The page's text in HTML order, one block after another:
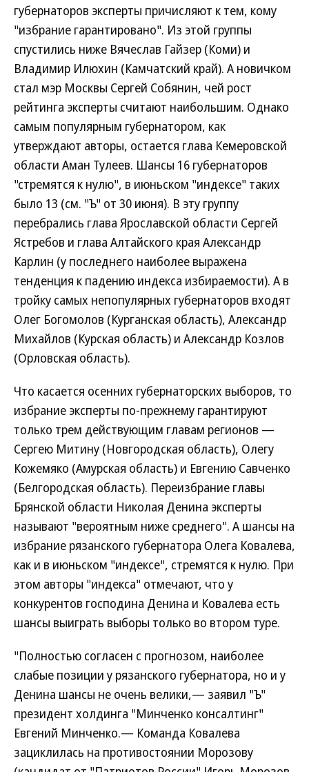
губернаторов эксперты причисляют к тем, кому
"избрание гарантировано". Из этой группы
спустились ниже Вячеслав Гайзер (Коми) и
Владимир Илюхин (Камчатский край). А новичком
стал мэр Москвы Сергей Собянин, чей рост
рейтинга эксперты считают наибольшим. Однако
самым популярным губернатором, как
утверждают авторы, остается глава Кемеровской
области Аман Тулеев. Шансы 16 губернаторов
"стремятся к нулю", в июньском "индексе" таких
было 13 (см. "Ъ" от 30 июня). В эту группу
перебрались глава Ярославской области Сергей
Ястребов и глава Алтайского края Александр
Карлин (у последнего наиболее выражена
тенденция к падению индекса избираемости). А в
тройку самых непопулярных губернаторов входят
Олег Богомолов (Курганская область), Александр
Михайлов (Курская область) и Александр Козлов
(Орловская область).
Что касается осенних губернаторских выборов, то
избрание эксперты по-прежнему гарантируют
только трем действующим главам регионов —
Сергею Митину (Новгородская область), Олегу
Кожемяко (Амурская область) и Евгению Савченко
(Белгородская область). Переизбрание главы
Брянской области Николая Денина эксперты
называют "вероятным ниже среднего". А шансы на
избрание рязанского губернатора Олега Ковалева,
как и в июньском "индексе", стремятся к нулю. При
этом авторы "индекса" отмечают, что у
конкурентов господина Денина и Ковалева есть
шансы выиграть выборы только во втором туре.
"Полностью согласен с прогнозом, наиболее
слабые позиции у рязанского губернатора, но и у
Денина шансы не очень велики,— заявил "Ъ"
президент холдинга "Минченко консалтинг"
Евгений Минченко.— Команда Ковалева
зациклилась на противостоянии Морозову